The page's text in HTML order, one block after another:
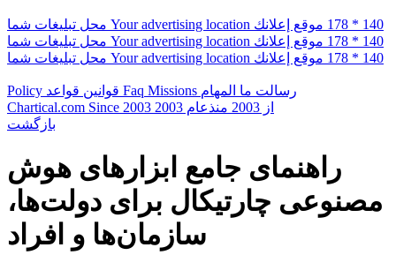
محل تبلیغات شما Your advertising location موقع إعلانك 178 * 140
محل تبلیغات شما Your advertising location موقع إعلانك 178 * 140
محل تبلیغات شما Your advertising location موقع إعلانك 178 * 140
Policy قوانین قواعد Faq Missions رسالت ما المهام
Chartical.com Since 2003 از 2003
منذعام 2003
بازگشت
راهنمای جامع ابزارهای هوش
مصنوعی چارتیکال برای دولت‌ها،
سازمان‌ها و افراد